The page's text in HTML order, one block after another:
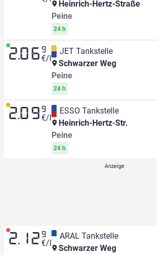
Heinrich-Hertz-Straße
Peine
24 h
2.06 9
€/l
JET Tankstelle
Schwarzer Weg
Peine
24 h
2.09 9
€/l
ESSO Tankstelle
Heinrich-Hertz-Str.
Peine
24 h
2.12 9
€/l
ARAL Tankstelle
Schwarzer Weg